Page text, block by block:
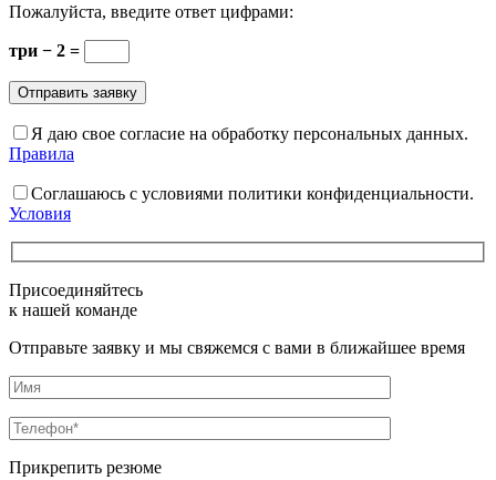
Пожалуйста, введите ответ цифрами:
три − 2 =
Я даю свое согласие на обработку персональных данных.
Правила
Соглашаюсь с условиями политики конфиденциальности.
Условия
Присоединяйтесь
к нашей команде
Отправьте заявку и мы свяжемся с вами в ближайшее время
Прикрепить резюме